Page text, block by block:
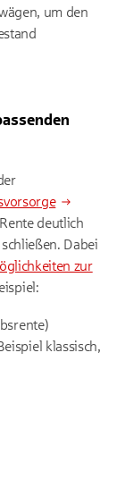
um den
deutlich
Dabei
zur
klassisch,